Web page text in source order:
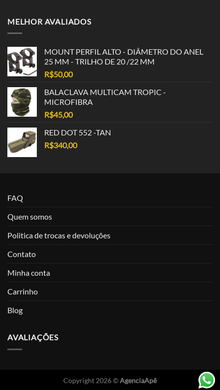
MELHOR AVALIADOS
MOUNT PERFIL ALTO - DIÂMETRO DO ANEL
25 MM - TRILHO DE 20 /22 MM
R$50,00
BALACLAVA MULTICAM TROPIC -
MICROFIBRA
R$45,00
RED DOT 552 -TAN
R$340,00
FAQ
Quem somos
Politica de trocas e devoluções
Contato
Minha conta
Carrinho
Blog
AVALIAÇÕES
Copyright 2026 ©AgenciaApê